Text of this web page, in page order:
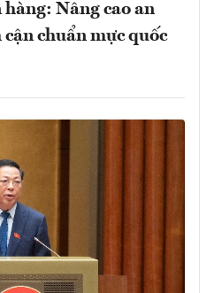
Nâng cao an
chuẩn mực quốc